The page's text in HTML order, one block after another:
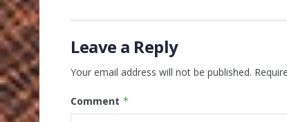
Leave a Reply
Your email address will not be published.
Comment *